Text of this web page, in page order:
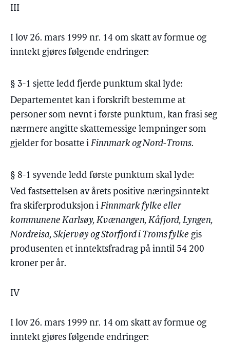
III
I lov 26. mars 1999 nr. 14 om skatt av formue og
inntekt gjøres følgende endringer:
§ 3-1 sjette ledd fjerde punktum skal lyde:
Departementet kan i forskrift bestemme at
personer som nevnt i første punktum, kan frasi seg
nærmere angitte skattemessige lempninger som
gjelder for bosatte i Finnmark og Nord-Troms.
§ 8-1 syvende ledd første punktum skal lyde:
Ved fastsettelsen av årets positive næringsinntekt
fra skiferproduksjon i Finnmark fylke eller
kommunene Karlsøy, Kvænangen, Kåfjord, Lyngen,
Nordreisa, Skjervøy og Storfjord i Troms fylke gis
produsenten et inntektsfradrag på inntil 54 200
kroner per år.
IV
I lov 26. mars 1999 nr. 14 om skatt av formue og
inntekt gjøres følgende endringer: